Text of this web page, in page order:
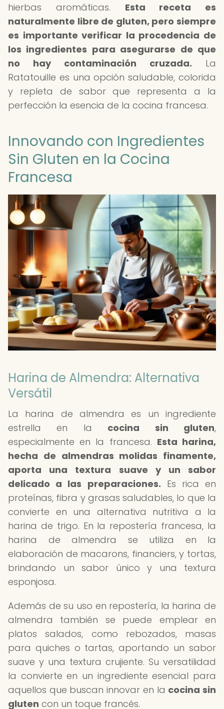
hierbas aromáticas. Esta receta es
naturalmente libre de gluten, pero siempre
es importante verificar la procedencia de
los ingredientes para asegurarse de que
no hay contaminación cruzada. La
Ratatouille es una opción saludable, colorida
y repleta de sabor que representa a la
perfección la esencia de la cocina francesa.
Innovando con Ingredientes
Sin Gluten en la Cocina
Francesa
Harina de Almendra: Alternativa
Versátil
La harina de almendra es un ingrediente
estrella en la cocina sin gluten,
especialmente en la francesa. Esta harina,
hecha de almendras molidas finamente,
aporta una textura suave y un sabor
delicado a las preparaciones. Es rica en
proteínas, fibra y grasas saludables, lo que la
convierte en una alternativa nutritiva a la
harina de trigo. En la repostería francesa, la
harina de almendra se utiliza en la
elaboración de macarons, financiers, y tortas,
brindando un sabor único y una textura
esponjosa.
Además de su uso en repostería, la harina de
almendra también se puede emplear en
platos salados, como rebozados, masas
para quiches o tartas, aportando un sabor
suave y una textura crujiente. Su versatilidad
la convierte en un ingrediente esencial para
aquellos que buscan innovar en la cocina sin
gluten con un toque francés.